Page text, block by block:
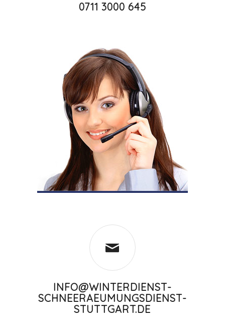
0711 3000 645
INFO@WINTERDIENST-
SCHNEERAEUMUNGSDIENST-
STUTTGART.DE